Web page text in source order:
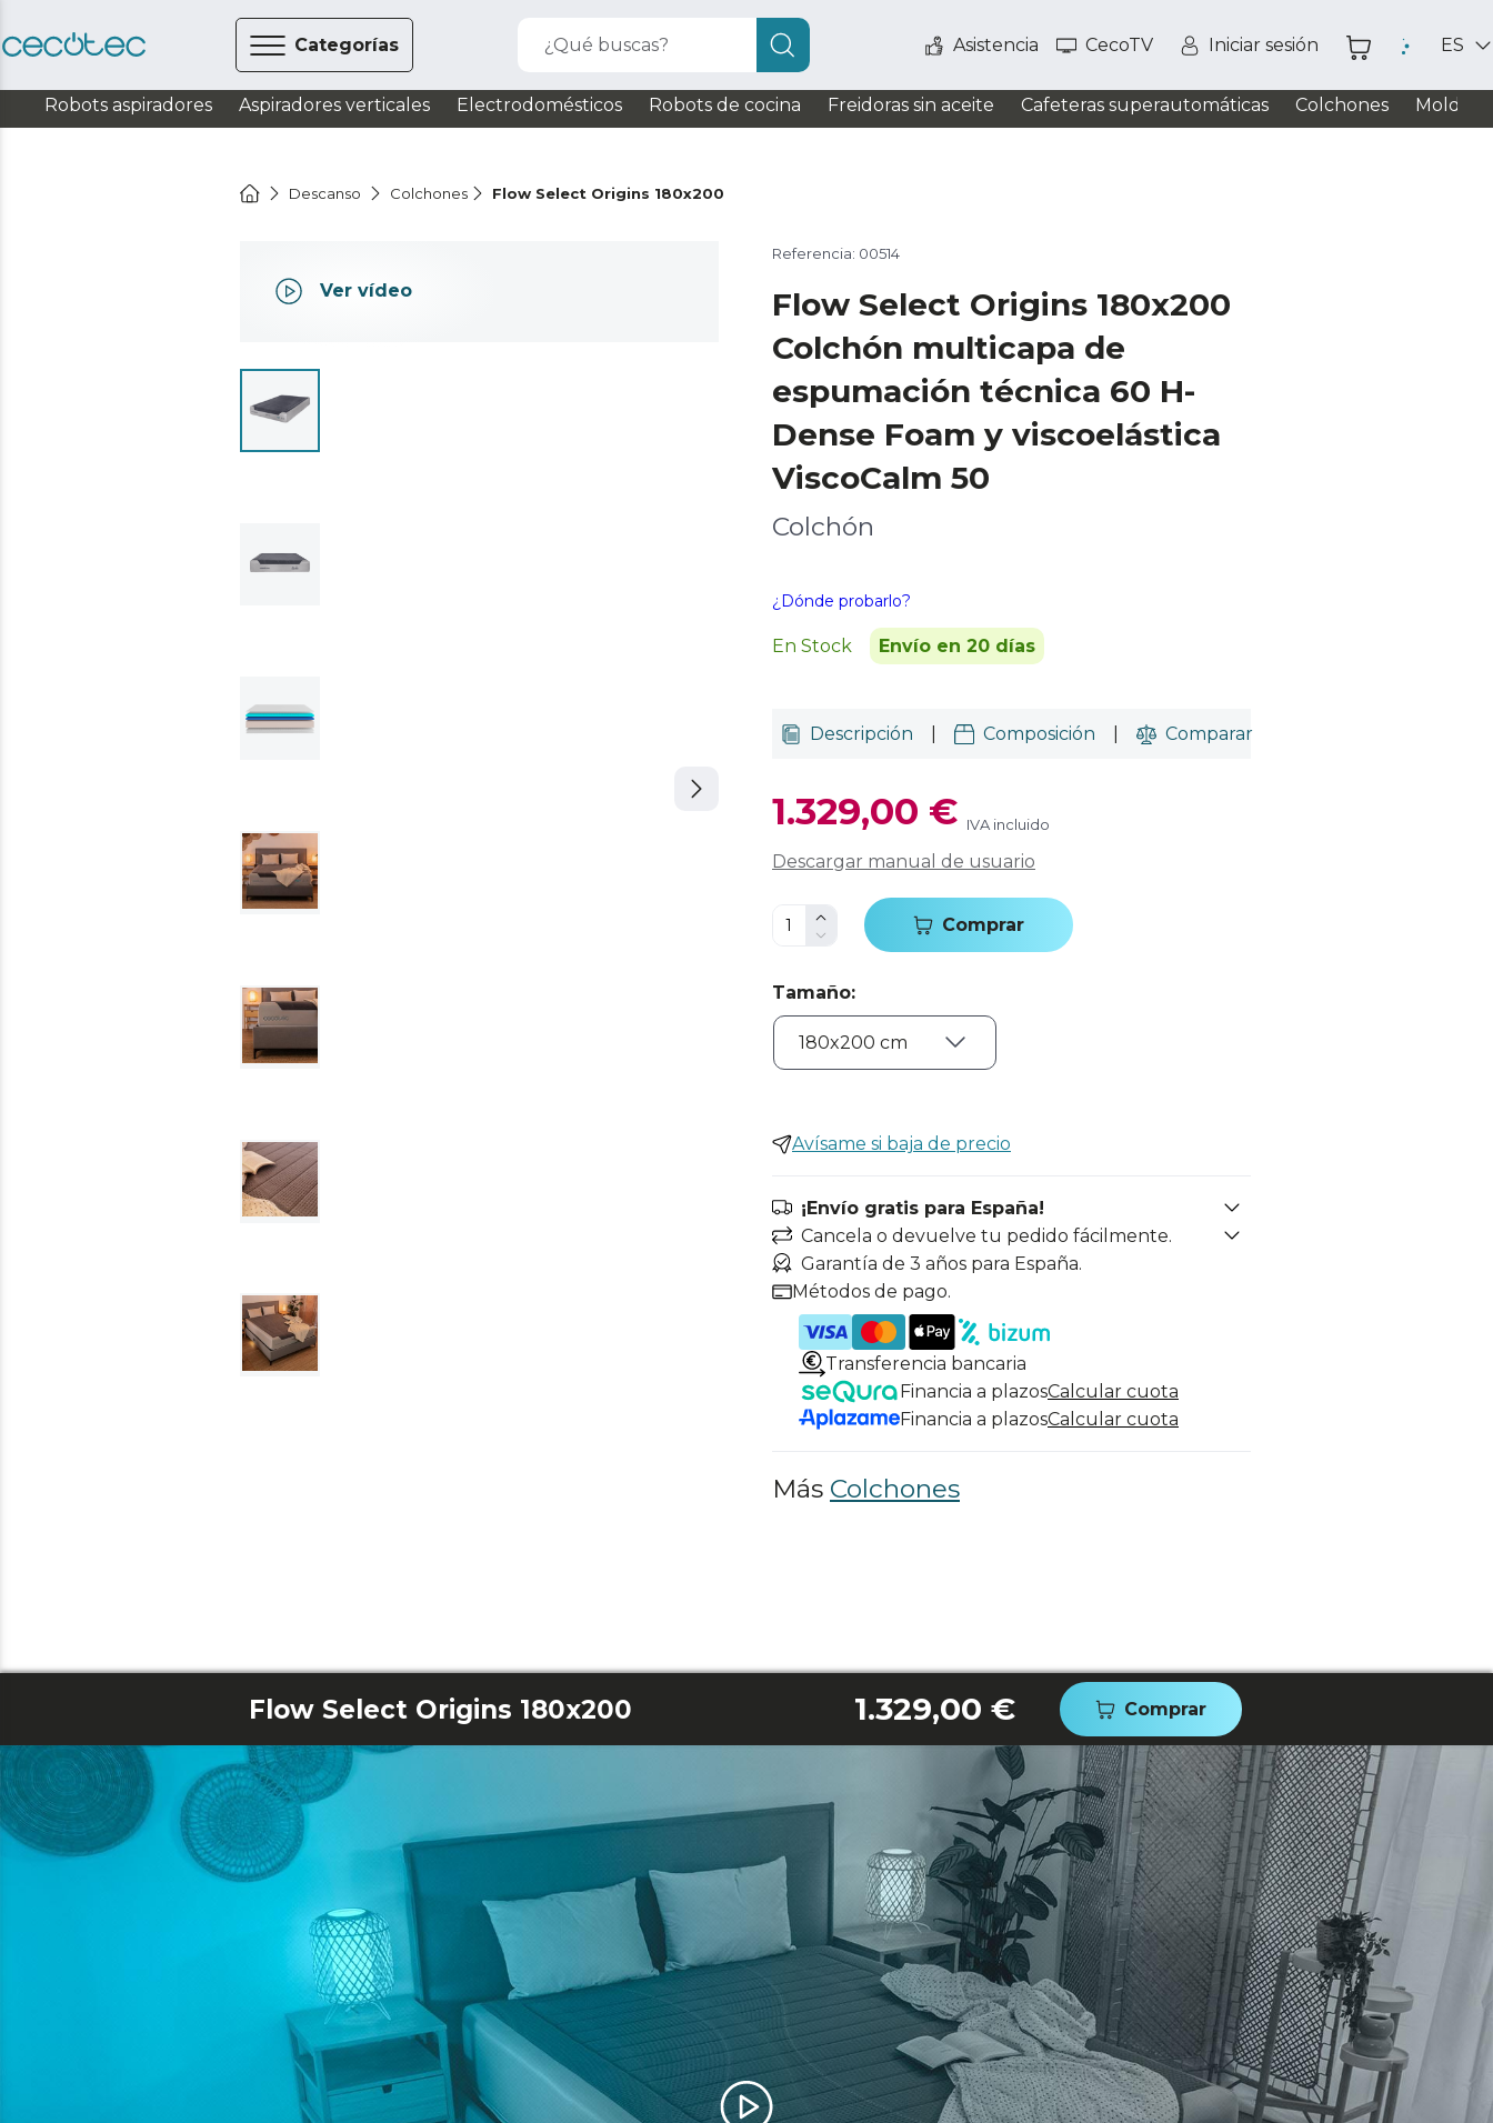
Categorías ¿Qué buscas? Asistencia CecoTV Iniciar sesión ES
Robots aspiradores Aspiradores verticales Electrodomésticos Robots de cocina Freidoras sin aceite Cafeteras superautomáticas Colchones
Descanso Colchones Flow Select Origins 180x200
Ver vídeo
Referencia: 00514
Flow Select Origins 180x200
Colchón multicapa de
espumación técnica 60 H-
Dense Foam y viscoelástica
ViscoCalm 50
Colchón
¿Dónde probarlo?
En Stock Envío en 20 días
Descripción Composición Comparar
1.329,00 € IVA incluido
Descargar manual de usuario
Comprar
Tamaño:
Avísame si baja de precio
¡Envío gratis para España!
Cancela o devuelve tu pedido fácilmente.
Garantía de 3 años para España.
Métodos de pago.
Transferencia bancaria
Financia a plazosCalcular cuota
Financia a plazosCalcular cuota
Más Colchones
Flow Select Origins 180x200 1.329,00 € Comprar